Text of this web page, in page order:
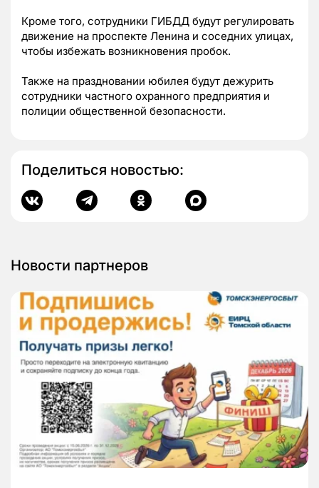
Кроме того, сотрудники ГИБДД будут регулировать
движение на проспекте Ленина и соседних улицах,
чтобы избежать возникновения пробок.
Также на праздновании юбилея будут дежурить
сотрудники частного охранного предприятия и
полиции общественной безопасности.
Поделиться новостью:
Новости партнеров